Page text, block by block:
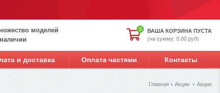
0
ВАША КОРЗИНА ПУСТА
(на сумму: 0.00 руб)
моделей
и доставка Оплата частями Контакты
Главная Акции Акции